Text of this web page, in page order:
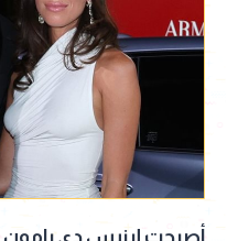
أصبحت إينيس دي رامون